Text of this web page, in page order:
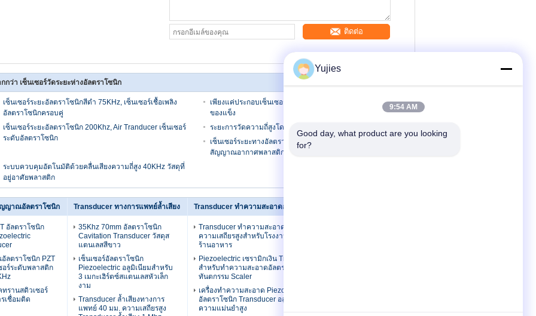
ติดต่อ
กว่า เซ็นเซอร์วัดระยะห่างอัลตราโซนิก
เซ็นเซอร์ระยะอัลตราโซนิกสีดำ 75KHz, เซ็นเซอร์เชื้อเพลิง
อัลตราโซนิกครอบคู่
เพียงแค่ประกอบเซ็นเซอร์อัลตราโซนิกวัดระยะทางพื้นผิว
ของแข็ง
เซ็นเซอร์ระยะอัลตราโซนิก 200Khz, Air Tranducer เซ็นเซอร์
ระดับอัลตราโซนิก
ระยะการวัดความถี่สูงโดยใช้เซ็นเซอร์อัลตราโซนิกติดตั้งง่าย
เซ็นเซอร์ระยะทางอัลตราโซนิก 400KHz สำหรับตัวแปลง
สัญญาณอากาศพลาสติกโครงสร้างขนาดเล็ก
ระบบควบคุมอัตโนมัติด้วยคลื่นเสียงความถี่สูง 40KHz วัสดุที่
อยู่อาศัยพลาสติก
ญญาณอัลตราโซนิก
อัลตราโซนิก
ตราโซนิก PZT
อร์ระดับพลาสติก
ทรานสดิวเซอร์
เชื่อมติด
Transducer ทางการแพทย์ล้ำเสียง
35Khz 70mm อัลตราโซนิก
Cavitation Transducer วัสดุส
แตนเลสสีขาว
เซ็นเซอร์อัลตราโซนิก
Piezoelectric อลูมิเนียมสำหรับ
3 เมกะเฮิร์ตซ์สแตนเลสหัวเล็ก
งาม
Transducer ล้ำเสียงทางการ
แพทย์ 40 มม. ความเสถียรสูง
Transducer ทำความสะอาดอัลตราโซนิก
Transducer ทำความสะอาดล้ำเสียง
ความเสถียรสูงสำหรับโรงงานผลิต /
ร้านอาหาร
Piezoelectric เซรามิกเงิน Transducer
สำหรับทำความสะอาดอัลตราโซนิก
ทันตกรรม Scaler
เครื่องทำความสะอาด Piezo เซรามิค
อัลตราโซนิก Transducer อลูมิเนียม
ความแม่นยำสูง
Yujies
9:54 AM
Good day, what product are you looking
for?